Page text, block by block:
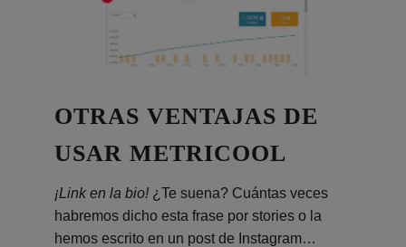
OTRAS VENTAJAS DE
USAR METRICOOL
¡Link en la bio! ¿Te suena? Cuántas veces
habremos dicho esta frase por stories o la
hemos escrito en un post de Instagram…